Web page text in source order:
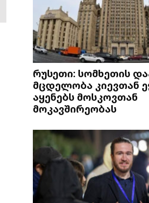
რუსეთი: სომხეთის
მცდელობა კიევთან
აყენებს მოსკოვთან
მოკავშირეობას